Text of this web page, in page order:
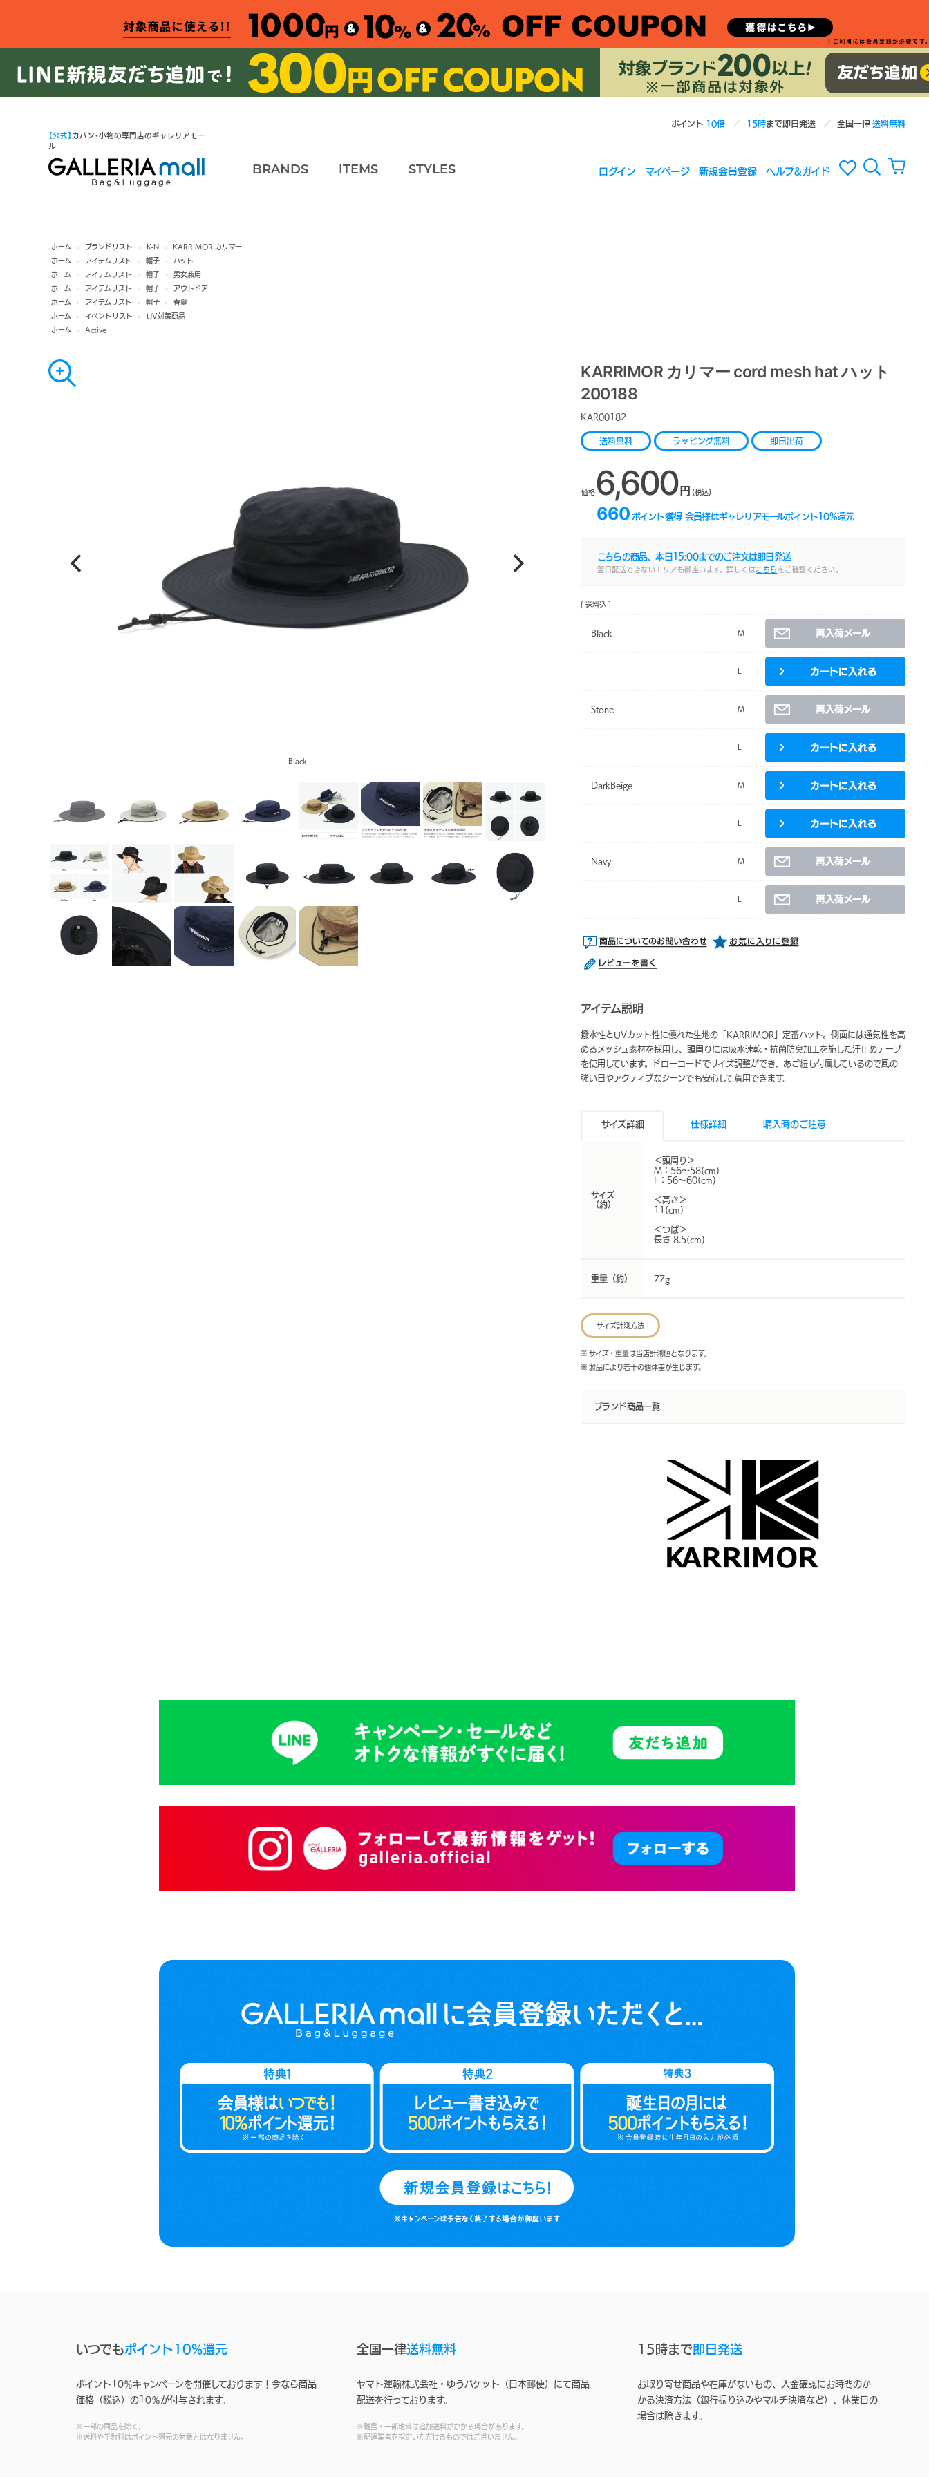
ポイント 10倍 15時まで即日発送 全国一律送料無料
【公式】 カバン・小物の専門店のギャレリアモー
ル
BRANDS ITEMS STYLES ログイン マイページ 新規会員登録 ヘルプ&ガイド
ホーム > ブランドリスト > K-N >
KARRIMOR カリマー
ホーム
> アイテムリスト > 帽子 >
ハット
ホーム
> アイテムリスト > 帽子 >
男女兼用
ホーム
> アイテムリスト > 帽子 >
アウトドア
ホーム
> アイテムリスト > 帽子 >
春夏
ホーム
> イベントリスト >
UV対策商品
ホーム
> Active
KARRIMOR カリマー cord mesh hat ハット
200188
KAR00182
送料無料 ラッピング無料 即日出荷
価格 6,600円 (税込)
660 ポイント獲得 会員様はギャレリアモールポイント 10%還元
こちらの商品、本日 15:00までのご注文は即日発送
翌日配送できないエリアも御座います。詳しくはこちら をご確認ください。
[ 送料込 ]
Black M
Stone M
DarkBeige M
Navy M
アイテム説明
撥水性とUVカット性に優れた生地の「KARRIMOR」定番ハット。側面には通気性を高
めるメッシュ素材を採用し、頭周りには吸水速乾・抗菌防臭加工を施した汗止めテープ
を使用しています。ドローコードでサイズ調整ができ、あご紐も付属しているので風の
強い日やアクティブなシーンでも安心して着用できます。
サイズ詳細 仕様詳細 購入時のご注意
サイズ
（約）
＜頭周り＞
M：56～58(cm)
L：56～60(cm)
＜高さ＞
11(cm)
＜つば＞
長さ 8.5(cm)
重量（約） 77g
サイズ計測方法
※ サイズ・重量は当店計測値となります。
※ 製品により若干の個体差が生じます。
ブランド商品一覧
Black
いつでもポイント10%還元
ポイント10％キャンペーンを開催しております！今なら商品
価格（税込）の10％が付与されます。
※一部の商品を除く。
※送料や手数料はポイント還元の対象とはなりません。
全国一律送料無料
ヤマト運輸株式会社・ゆうパケット（日本郵便）にて商品
配送を行っております。
※離島・一部地域は追加送料がかかる場合があります。
※配達業者を指定いただけるものではございません。
15時まで即日発送
お取り寄せ商品や在庫がないもの、入金確認にお時間のか
かる決済方法（銀行振り込みやマルチ決済など）、休業日の
場合は除きます。